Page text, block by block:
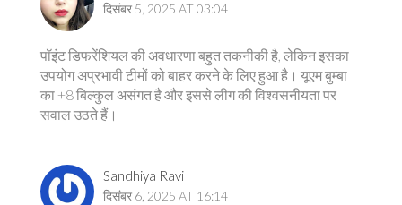
दिसंबर 5, 2025 AT 03:04
पॉइंट डिफरेंशियल की अवधारणा बहुत तकनीकी है, लेकिन इसका
उपयोग अप्रभावी टीमों को बाहर करने के लिए हुआ है। यूएम बुम्बा
का +8 बिल्कुल असंगत है और इससे लीग की विश्वसनीयता पर
सवाल उठते हैं।
Sandhiya Ravi
दिसंबर 6, 2025 AT 16:14